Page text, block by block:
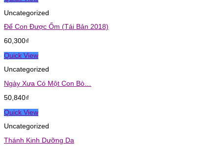
Uncategorized
Để Con Được Ốm (Tái Bản 2018)
60,300₫
Quick View
Uncategorized
Ngày Xưa Có Một Con Bò…
50,840₫
Quick View
Uncategorized
Thánh Kinh Dưỡng Da